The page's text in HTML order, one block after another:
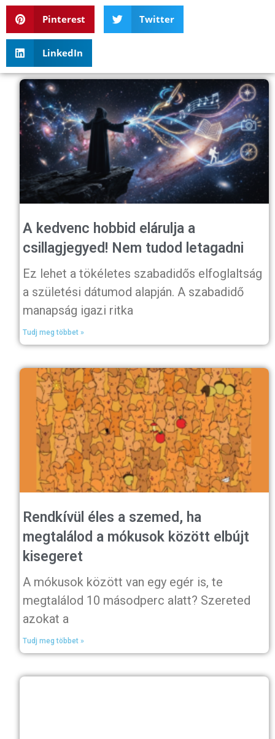
Pinterest Twitter
LinkedIn
A kedvenc hobbid elárulja a
csillagjegyed! Nem tudod letagadni
Ez lehet a tökéletes szabadidős elfoglaltság
a születési dátumod alapján. A szabadidő
manapság igazi ritka
Tudj meg többet »
Rendkívül éles a szemed, ha
megtalálod a mókusok között elbújt
kisegeret
A mókusok között van egy egér is, te
megtalálod 10 másodperc alatt? Szereted
azokat a
Tudj meg többet »